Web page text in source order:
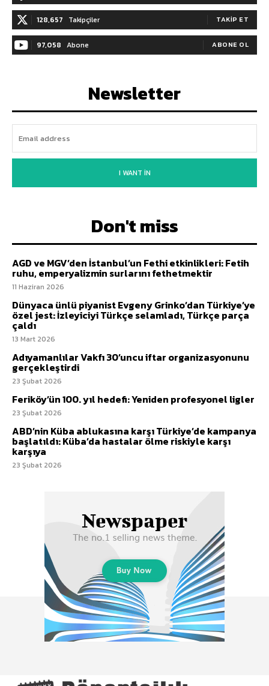
128,657 Takipçiler TAKIP ET
97,058 Abone ABONE OL
Newsletter
I WANT IN
Don't miss
AGD ve MGV’den İstanbul’un Fethi etkinlikleri: Fetih
ruhu, emperyalizmin surlarını fethetmektir
11 Haziran 2026
Dünyaca ünlü piyanist Evgeny Grinko’dan Türkiye’ye
özel jest: İzleyiciyi Türkçe selamladı, Türkçe parça
çaldı
13 Mart 2026
Adıyamanlılar Vakfı 30’uncu iftar organizasyonunu
gerçekleştirdi
23 Şubat 2026
Feriköy’ün 100. yıl hedefi: Yeniden profesyonel ligler
23 Şubat 2026
ABD’nin Küba ablukasına karşı Türkiye’de kampanya
başlatıldı: Küba’da hastalar ölme riskiyle karşı
karşıya
23 Şubat 2026